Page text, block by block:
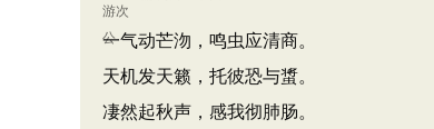
一气动芒沕，鸣虫应清商。
天机发天籁，托彼恐与螀。
凄然起秋声，感我彻肺肠。